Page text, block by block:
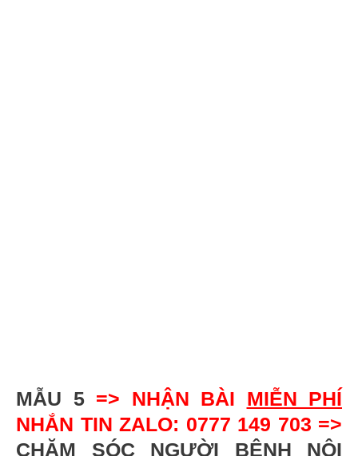
MẪU 5 => NHẬN BÀI MIỄN PHÍ
NHẮN TIN ZALO: 0777 149 703 =>
CHĂM SÓC NGƯỜI BỆNH NỘI